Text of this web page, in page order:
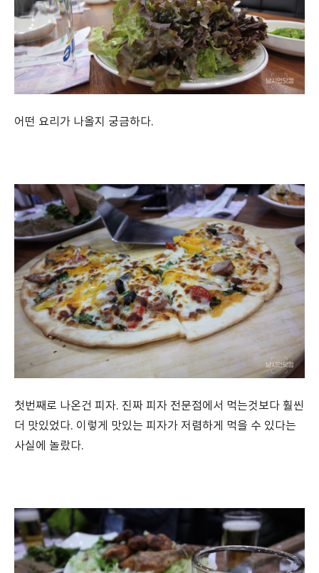
어떤 요리가 나올지 궁금하다.
첫번째로 나온건 피자. 진짜 피자 전문점에서 먹는것보다 훨씬
더 맛있었다. 이렇게 맛있는 피자가 저렴하게 먹을 수 있다는
사실에 놀랐다.